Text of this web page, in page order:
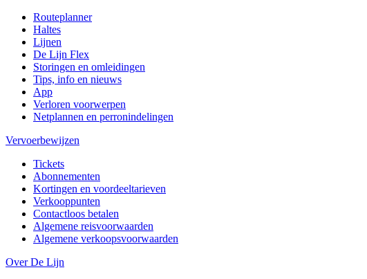
Routeplanner
Haltes
Lijnen
De Lijn Flex
Storingen en omleidingen
Tips, info en nieuws
App
Verloren voorwerpen
Netplannen en perronindelingen
Vervoerbewijzen
Tickets
Abonnementen
Kortingen en voordeeltarieven
Verkooppunten
Contactloos betalen
Algemene reisvoorwaarden
Algemene verkoopsvoorwaarden
Over De Lijn